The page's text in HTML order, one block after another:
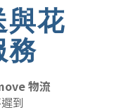
與花
務
物流
到